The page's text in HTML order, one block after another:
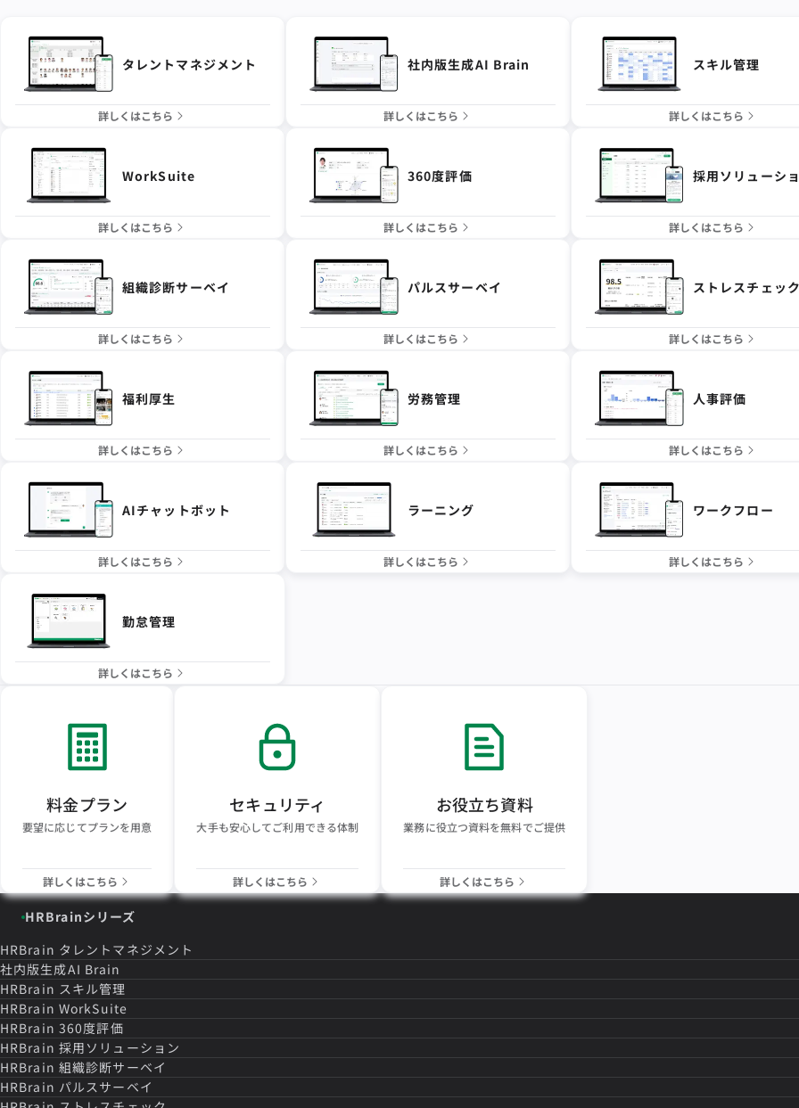
タレントマネジメント
詳しくはこちら
社内版生成AI Brain
詳しくはこちら
スキル管理
詳しくはこちら
WorkSuite
詳しくはこちら
360度評価
詳しくはこちら
採用ソリューシ
詳しくはこちら
組織診断サーベイ
詳しくはこちら
パルスサーベイ
詳しくはこちら
ストレスチェッ
詳しくはこちら
福利厚生
詳しくはこちら
労務管理
詳しくはこちら
人事評価
詳しくはこちら
AIチャットボット
詳しくはこちら
ラーニング
詳しくはこちら
ワークフロー
詳しくはこちら
勤怠管理
詳しくはこちら
料金プラン
要望に応じてプランを用意
詳しくはこちら
セキュリティ
大手も安心してご利用できる体制
詳しくはこちら
お役立ち資料
業務に役立つ資料を無料でご提供
詳しくはこちら
HRBrainシリーズ
HRBrain タレントマネジメント
社内版生成AI Brain
HRBrain スキル管理
HRBrain WorkSuite
HRBrain 360度評価
HRBrain 採用ソリューション
HRBrain 組織診断サーベイ
HRBrain パルスサーベイ